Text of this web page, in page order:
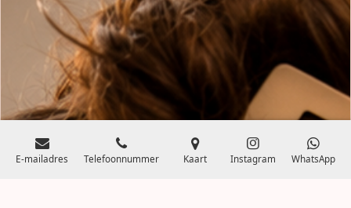
E-mailadres Telefoonnummer Kaart Instagram WhatsApp